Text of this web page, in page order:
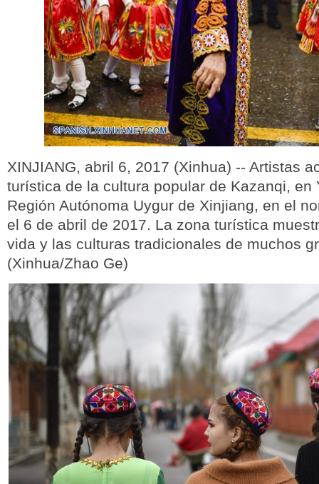
XINJIANG, abril 6, 2017 (Xinhua) -- Artistas
turística de la cultura popular de Kazanqi, en
Región Autónoma Uygur de Xinjiang, en el
el 6 de abril de 2017. La zona turística
vida y las culturas tradicionales de muchos
(Xinhua/Zhao Ge)